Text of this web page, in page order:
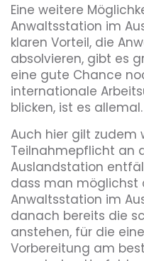
Eine weitere
Anwaltsstation im
klaren Vorteil, die
absolvieren, gibt es
eine gute Chance
internationale
blicken, ist es allemal.
Auch hier gilt zudem
Teilnahmepflicht an
Auslandstation
dass man möglichst
Anwaltsstation im
danach bereits die
anstehen, für die
Vorbereitung am